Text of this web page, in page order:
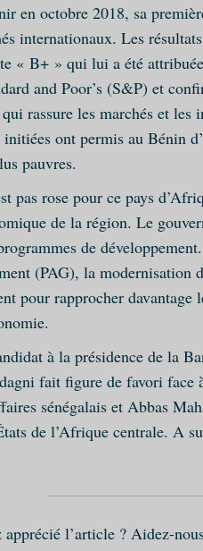
en octobre 2018, sa
internationaux. Les
« B+ » qui lui a été
and Poor’s (S&P) et
rassure les marchés et les
initiées ont permis au Bénin
pauvres.
pas rose pour ce pays
de la région. Le
de
(PAG), la modernisation
pour rapprocher
à la présidence de la
fait figure de favori face
sénégalais et Abbas
de l’Afrique centrale. A
apprécié l’article ? Aidez-